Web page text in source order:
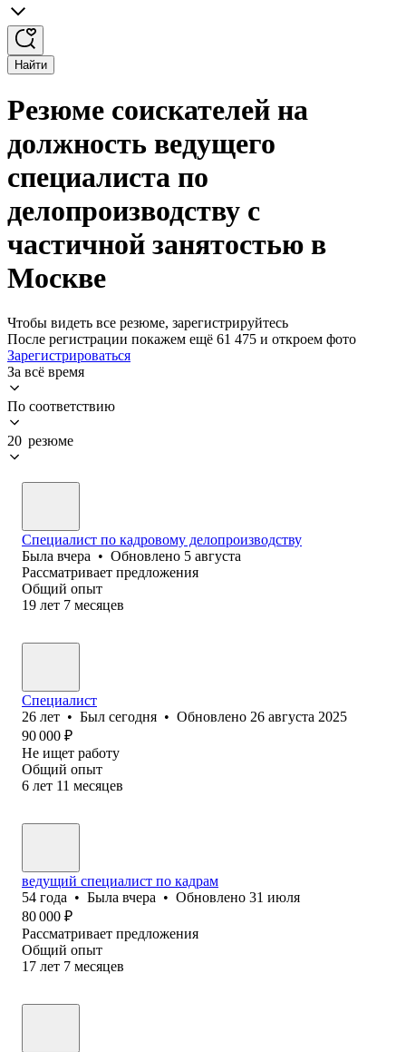
Найти
Резюме соискателей на
должность ведущего
специалиста по
делопроизводству с
частичной занятостью в
Москве
Чтобы видеть все резюме, зарегистрируйтесь
После регистрации покажем ещё 61 475 и откроем фото
Зарегистрироваться
За всё время
По соответствию
20 резюме
Специалист по кадровому делопроизводству
Была вчера • Обновлено 5 августа
Рассматривает предложения
Общий опыт
19 лет 7 месяцев
Специалист
26 лет • Был сегодня • Обновлено 26 августа 2025
90 000 ₽
Не ищет работу
Общий опыт
6 лет 11 месяцев
ведущий специалист по кадрам
54 года • Была вчера • Обновлено 31 июля
80 000 ₽
Рассматривает предложения
Общий опыт
17 лет 7 месяцев